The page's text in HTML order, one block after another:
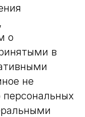
о
в
не